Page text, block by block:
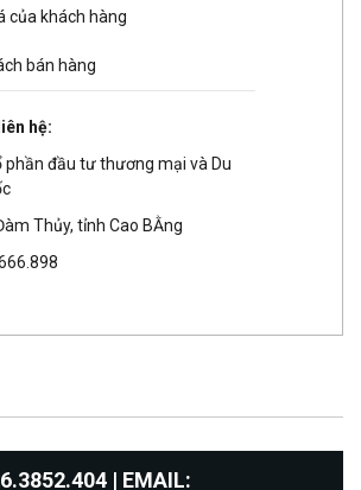
của khách hàng
bán hàng
hệ:
phần đầu tư thương mại và Du
Thủy, tỉnh Cao BẰng
| EMAIL: